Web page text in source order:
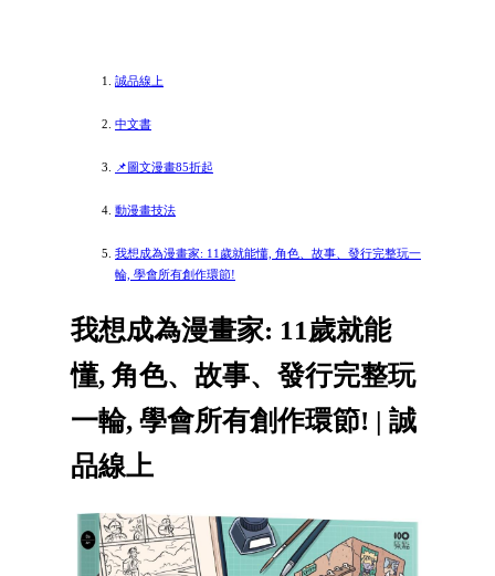
誠品線上
中文書
📌圖文漫畫85折起
動漫畫技法
我想成為漫畫家: 11歲就能懂, 角色、故事、發行完整玩一
輪, 學會所有創作環節!
我想成為漫畫家: 11歲就能
懂, 角色、故事、發行完整玩
一輪, 學會所有創作環節! | 誠
品線上